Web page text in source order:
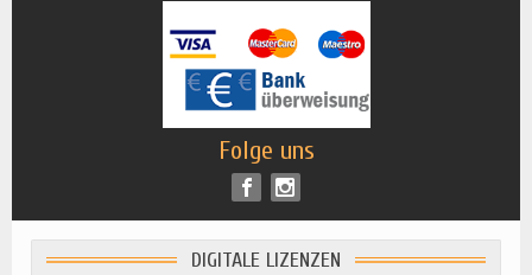
Folge uns
DIGITALE LIZENZEN